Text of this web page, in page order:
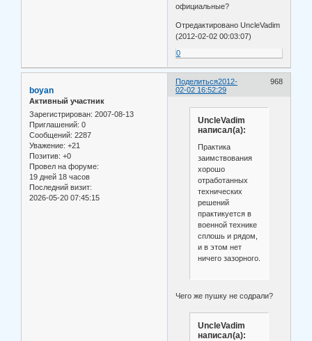
официальные?
Отредактировано UncleVadim
(2012-02-02 00:03:07)
0
Поделиться 968
2012-
02-02 16:52:29
boyan
Активный участник
Зарегистрирован: 2007-08-13
Приглашений: 0
Сообщений: 2287
Уважение: +21
Позитив: +0
Провел на форуме:
19 дней 18 часов
Последний визит:
2026-05-20 07:45:15
UncleVadim
написал(а):
Практика
заимствования
хорошо
отработанных
технических
решений
практикуется в
военной технике
сплошь и рядом,
и в этом нет
ничего зазорного.
Чего же пушку не содрали?
UncleVadim
написал(а):